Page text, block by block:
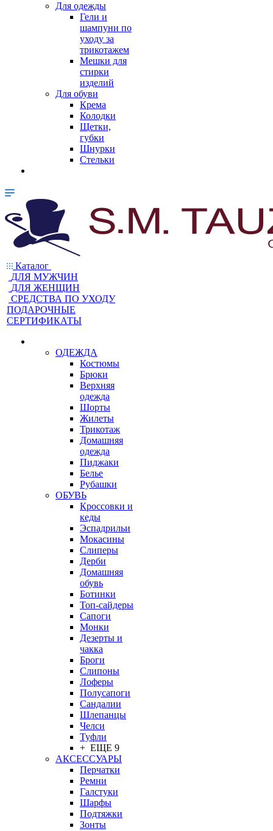
Для одежды
Гели и
шампуни по
уходу за
трикотажем
Мешки для
стирки
изделий
Для обуви
Крема
Колодки
Щетки,
губки
Шнурки
Стельки
Каталог
ДЛЯ МУЖЧИН
ДЛЯ ЖЕНЩИН
CРЕДСТВА ПО УХОДУ
ПОДАРОЧНЫЕ
СЕРТИФИКАТЫ
ОДЕЖДА
Костюмы
Брюки
Верхняя
одежда
Шорты
Жилеты
Трикотаж
Домашняя
одежда
Пиджаки
Белье
Рубашки
ОБУВЬ
Кроссовки и
кеды
Эспадрильи
Мокасины
Слиперы
Дерби
Домашняя
обувь
Ботинки
Топ-сайдеры
Сапоги
Монки
Дезерты и
чакка
Броги
Слипоны
Лоферы
Полусапоги
Сандалии
Шлепанцы
Челси
Туфли
+ ЕЩЕ 9
АКСЕССУАРЫ
Перчатки
Ремни
Галстуки
Шарфы
Подтяжки
Зонты